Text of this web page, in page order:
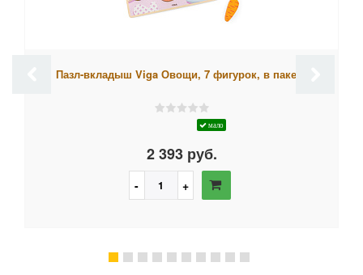
Пазл-вкладыш Viga Овощи, 7 фигурок, в пакете
мало
2 393 руб.